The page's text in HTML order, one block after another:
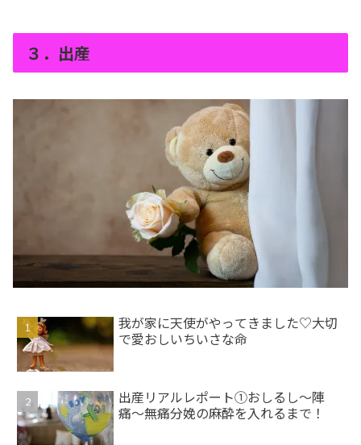
３．出産
我が家に天使がやってきました♡大切
で愛おしいちいさな命
出産リアルレポート①おしるし〜陣
痛〜無痛分娩の麻酔を入れるまで！